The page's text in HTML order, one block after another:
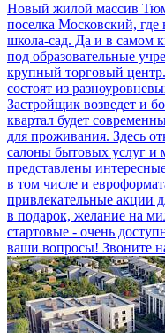
Новый жилой массив
поселка Московский, где
школа-сад. Да и в самом
под образовательные
крупный торговый
состоят из
Застройщик возведет и
квартал будет
для проживания. Здесь
салоны бытовых услуг и
представлены
в том числе и
привлекательные акции
в подарок, желание на
стартовые - очень
ваши вопросы! Звоните